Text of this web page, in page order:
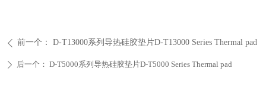
ꄴ 前一个： D-T13000系列导热硅胶垫片D-T13000 Series Thermal pad
ꄲ 后一个： D-T5000系列导热硅胶垫片D-T5000 Series Thermal pad